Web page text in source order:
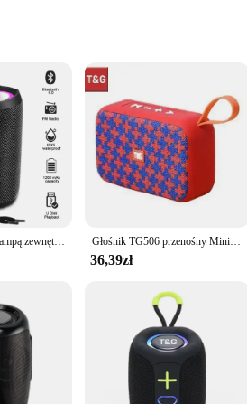
Its powerful amplifier ensures that your
a playlist of your favorite tunes, the
while its compact form factor ensures
the radio glosnik is the perfect choice.
an event or looking to add a reliable audio
message or music is heard loud and clear.
TG227 Waterpro z lampą zewnętrzny przenośny pionowy bezprzewodowy kompatybilny głośnik odtwarzacz muzyczny obsługa USB/TF/radio FM impreza muzyczna Głośnik TG506 przenośny Mini bezprzewodowy Soundbar Bluetooth 5.0 zewnętrzny kryty głośnik HIFI obsługa karty TF Radio FM wodoodporny
36,39zł